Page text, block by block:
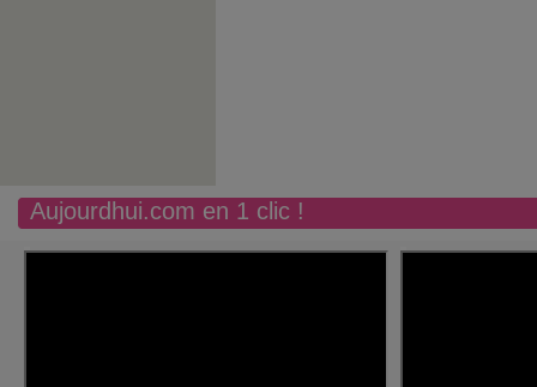
Aujourdhui.com en 1 clic !